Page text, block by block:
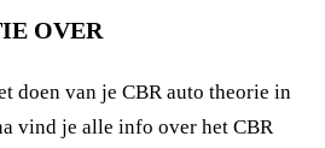
OVER
doen van je CBR auto theorie in
vind je alle info over het CBR